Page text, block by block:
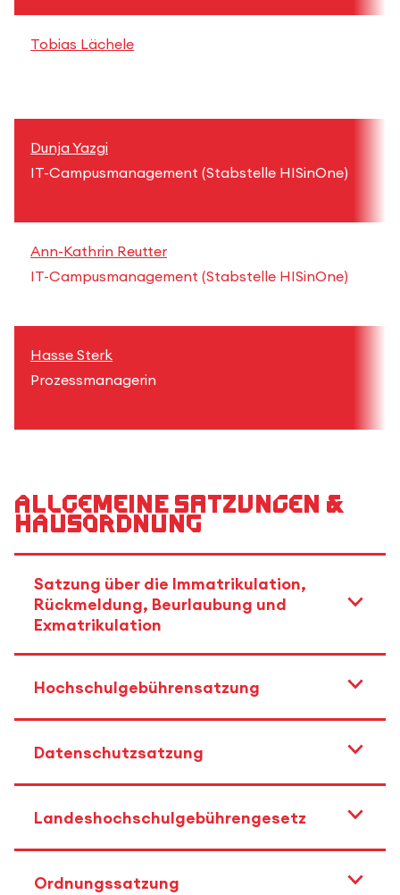
Tobias Lächele
Dunja Yazgi
IT-Campusmanagement (Stabstelle HISinOne)
Ann-Kathrin Reutter
IT-Campusmanagement (Stabstelle HISinOne)
Hasse Sterk
Prozessmanagerin
Allgemeine Satzungen &
Hausordnung
Satzung über die Immatrikulation,
Rückmeldung, Beurlaubung und
Exmatrikulation
Hochschulgebührensatzung
Datenschutzsatzung
Landeshochschulgebührengesetz
Ordnungssatzung